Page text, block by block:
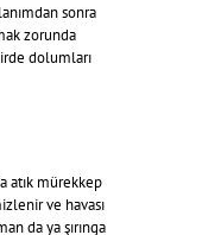
sonra
zorunda
dolumları
atık mürekkep
ve havası
da ya şırınga